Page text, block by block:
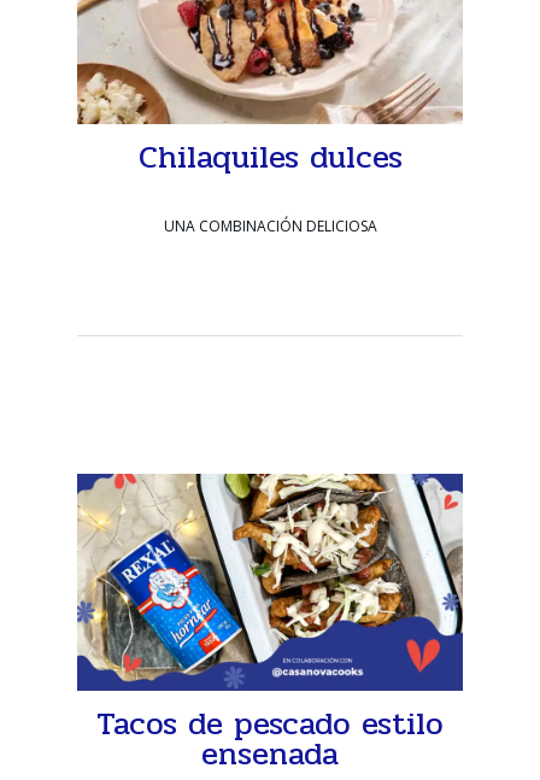
Chilaquiles dulces
UNA COMBINACIÓN DELICIOSA
Tacos de pescado estilo
ensenada